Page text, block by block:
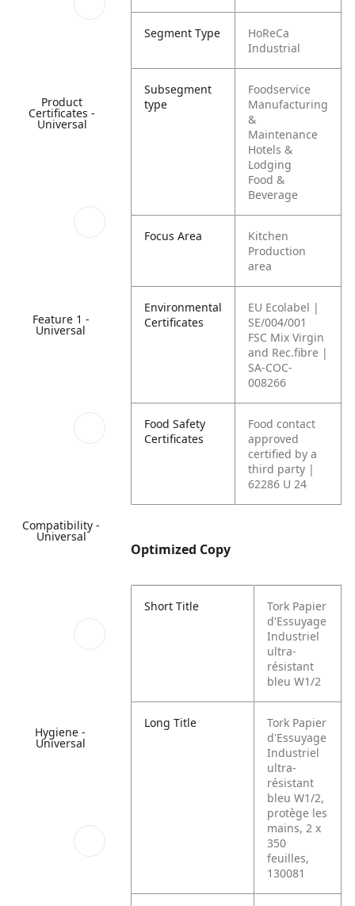
Product
Certificates -
Universal
Feature 1 -
Universal
Compatibility -
Universal
Hygiene -
Universal
Segment Type
HoReCa
Industrial
Subsegment
type
Foodservice
Manufacturing
&
Maintenance
Hotels &
Lodging
Food &
Beverage
Focus Area
Kitchen
Production
area
Environmental
Certificates
EU Ecolabel |
SE/004/001
FSC Mix Virgin
and Rec.fibre |
SA-COC-
008266
Food Safety
Certificates
Food contact
approved
certified by a
third party |
62286 U 24
Optimized Copy
Short Title
Tork Papier
d'Essuyage
Industriel
ultra-
résistant
bleu W1/2
Long Title
Tork Papier
d'Essuyage
Industriel
ultra-
résistant
bleu W1/2,
protège les
mains, 2 x
350
feuilles,
130081